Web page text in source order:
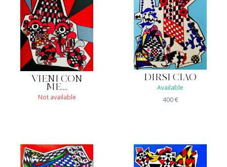
VIENI CON
ME....
Not available
DIRSI CIAO
Available
400€